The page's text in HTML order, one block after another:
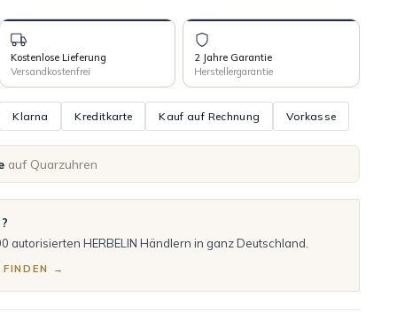
Kostenlose Lieferung
Versandkostenfrei
2 Jahre Garantie
Herstellergarantie
Klarna Kreditkarte Kauf auf Rechnung Vorkasse
auf Quarzuhren
autorisierten HERBELIN Händlern in ganz Deutschland.
FINDEN →